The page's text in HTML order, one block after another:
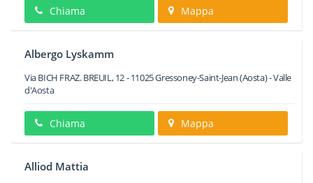
Chiama Mappa
Albergo Lyskamm
Via BICH FRAZ. BREUIL, 12-11025Gressoney-Saint-Jean(Aosta) -Valle
d'Aosta
Chiama Mappa
Alliod Mattia